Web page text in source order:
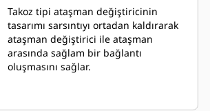
Takoz tipi ataşman değiştiricinin
tasarımı sarsıntıyı ortadan kaldırarak
ataşman değiştirici ile ataşman
arasında sağlam bir bağlantı
oluşmasını sağlar.